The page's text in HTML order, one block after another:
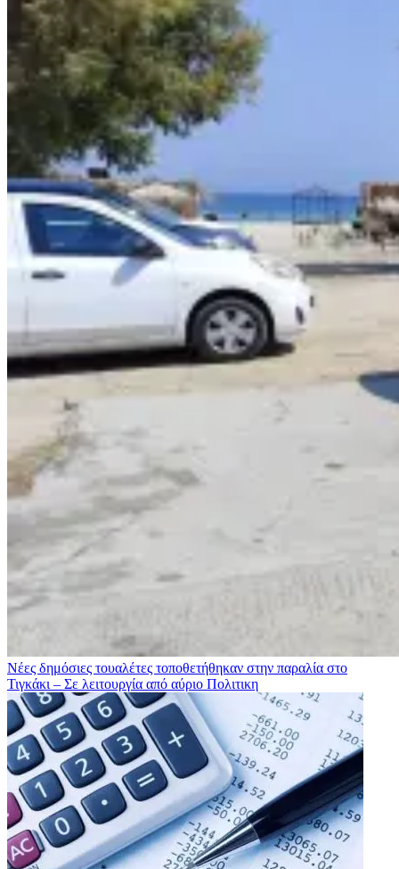
Νέες δημόσιες τουαλέτες τοποθετήθηκαν στην παραλία στο
Τιγκάκι – Σε λειτουργία από αύριο Πολιτικη